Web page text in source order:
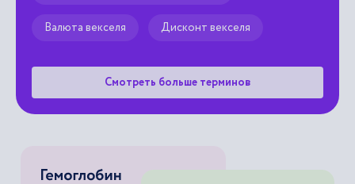
Валюта векселя Дисконт векселя
Смотреть больше терминов